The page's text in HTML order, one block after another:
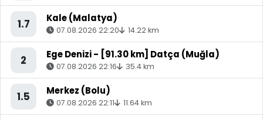
1.7 Kale (Malatya)
07.08.2026 22:20 14.22 km
2 Ege Denizi - [91.30 km] Datça (Muğla)
07.08.2026 22:16 35.4 km
1.5 Merkez (Bolu)
07.08.2026 22:11 11.64 km